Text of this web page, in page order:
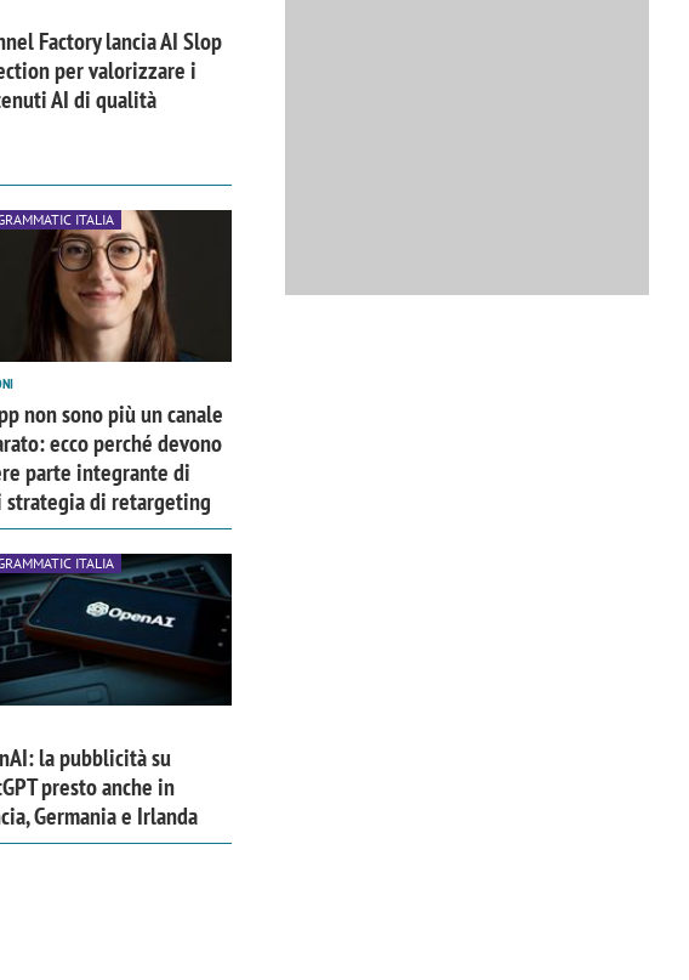
Factory lancia AI Slop
per valorizzare i
AI di qualità
ITALIA
non sono più un canale
ecco perché devono
parte integrante di
strategia di retargeting
ITALIA
la pubblicità su
presto anche in
Germania e Irlanda